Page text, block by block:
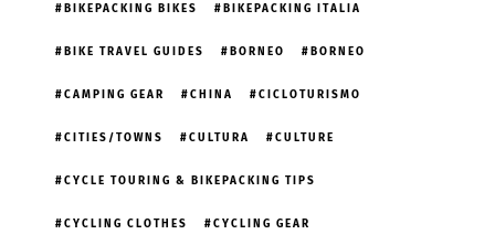
BIKEPACKING BIKES BIKEPACKING ITALIA
BIKE TRAVEL GUIDES BORNEO BORNEO
CAMPING GEAR CHINA CICLOTURISMO
CITIES/TOWNS CULTURA CULTURE
CYCLE TOURING & BIKEPACKING TIPS
CYCLING CLOTHES CYCLING GEAR